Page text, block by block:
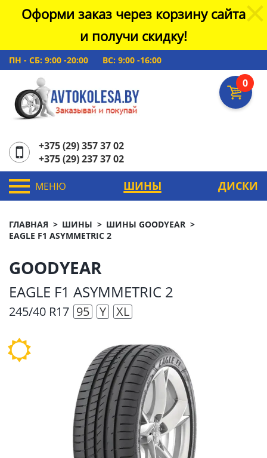
Оформи заказ через корзину сайта
и получи скидку!
ПН - СБ: 9:00 -20:00 ВС: 9:00 -16:00
0
+375 (29) 357 37 02
+375 (29) 237 37 02
МЕНЮ ШИНЫ ДИСКИ
ГЛАВНАЯ ШИНЫ
ШИНЫ GOODYEAR
EAGLE F1 ASYMMETRIC 2
GOODYEAR
EAGLE F1 ASYMMETRIC 2
245/40 R17 95 Y XL